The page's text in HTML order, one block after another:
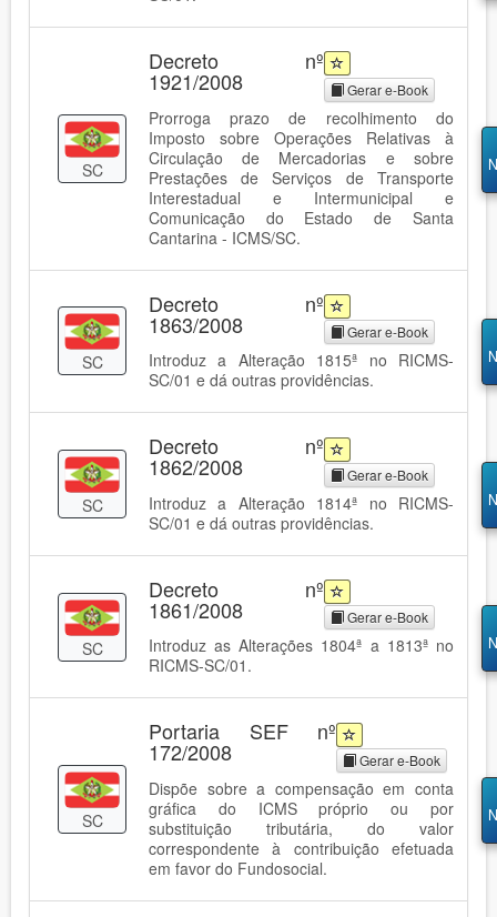
SC
Decreto nº
1921/2008 Gerar e-Book
Prorroga prazo de recolhimento do
Imposto sobre Operações Relativas à
Circulação de Mercadorias e sobre
Prestações de Serviços de Transporte
Interestadual e Intermunicipal e
Comunicação do Estado de Santa
Cantarina - ICMS/SC.
SC
Decreto nº
1863/2008 Gerar e-Book
Introduz a Alteração 1815ª no RICMS-
SC/01 e dá outras providências.
SC
Decreto nº
1862/2008 Gerar e-Book
Introduz a Alteração 1814ª no RICMS-
SC/01 e dá outras providências.
SC
Decreto nº
1861/2008 Gerar e-Book
Introduz as Alterações 1804ª a 1813ª no
RICMS-SC/01.
SC
Portaria SEF nº
172/2008 Gerar e-Book
Dispõe sobre a compensação em conta
gráfica do ICMS próprio ou por
substituição tributária, do valor
correspondente à contribuição efetuada
em favor do Fundosocial.